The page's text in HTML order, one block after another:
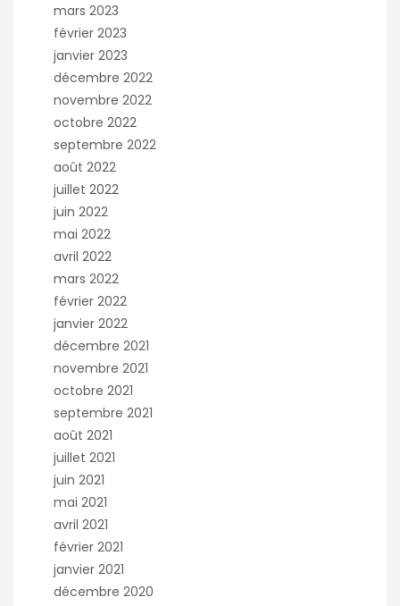
mars 2023
février 2023
janvier 2023
décembre 2022
novembre 2022
octobre 2022
septembre 2022
août 2022
juillet 2022
juin 2022
mai 2022
avril 2022
mars 2022
février 2022
janvier 2022
décembre 2021
novembre 2021
octobre 2021
septembre 2021
août 2021
juillet 2021
juin 2021
mai 2021
avril 2021
février 2021
janvier 2021
décembre 2020